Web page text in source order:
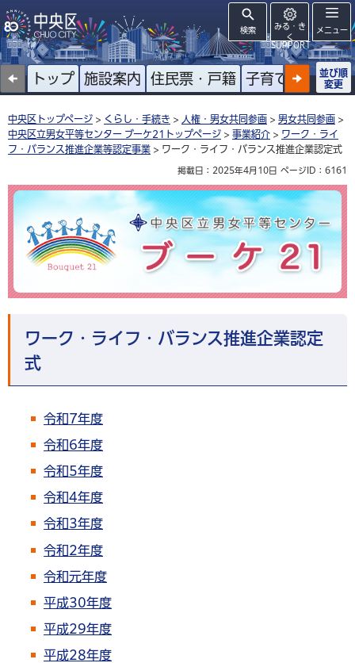
検索
みる・き
く
SUPPORT
メニュー
トップ 施設案内 住民票・戸籍 子育て 高齢者
並び順
変更
中央区トップページ > くらし・手続き > 人権・男女共同参画 > 男女共同参画 >
中央区立男女平等センター ブーケ21トップページ > 事業紹介 > ワーク・ライ
フ・バランス推進企業等認定事業 > ワーク・ライフ・バランス推進企業認定式
掲載日：2025年4月10日 ページID：6161
ワーク・ライフ・バランス推進企業認定
式
令和7年度
令和6年度
令和5年度
令和4年度
令和3年度
令和2年度
令和元年度
平成30年度
平成29年度
平成28年度